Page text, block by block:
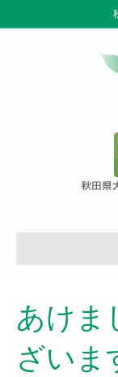
あけま
ざいま